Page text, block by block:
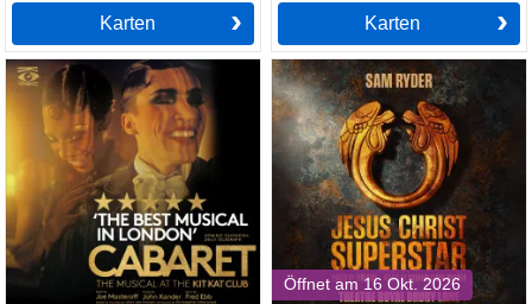
Karten Karten
Cabaret
Öffnet am 16 Okt. 2026
Jesus Christ Superstar
(Theatre Royal Drury Lane)